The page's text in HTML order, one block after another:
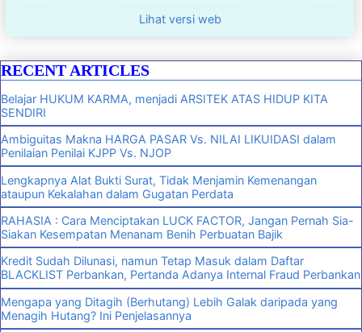
Lihat versi web
RECENT ARTICLES
Belajar HUKUM KARMA, menjadi ARSITEK ATAS HIDUP KITA
SENDIRI
Ambiguitas Makna HARGA PASAR Vs. NILAI LIKUIDASI dalam
Penilaian Penilai KJPP Vs. NJOP
Lengkapnya Alat Bukti Surat, Tidak Menjamin Kemenangan
ataupun Kekalahan dalam Gugatan Perdata
RAHASIA : Cara Menciptakan LUCK FACTOR, Jangan Pernah Sia-
Siakan Kesempatan Menanam Benih Perbuatan Bajik
Kredit Sudah Dilunasi, namun Tetap Masuk dalam Daftar
BLACKLIST Perbankan, Pertanda Adanya Internal Fraud Perbankan
Mengapa yang Ditagih (Berhutang) Lebih Galak daripada yang
Menagih Hutang? Ini Penjelasannya